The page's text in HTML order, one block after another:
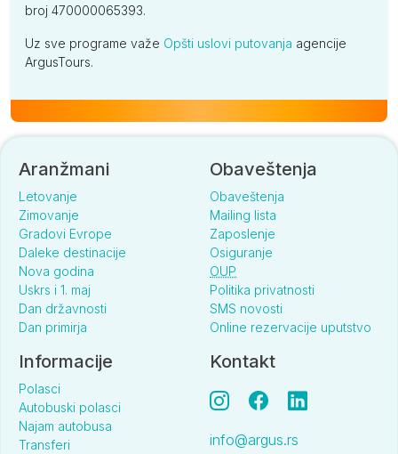
broj 470000065393.
Uz sve programe važe Opšti uslovi putovanja agencije
ArgusTours.
Aranžmani
Letovanje
Zimovanje
Gradovi Evrope
Daleke destinacije
Nova godina
Uskrs i 1. maj
Dan državnosti
Dan primirja
Obaveštenja
Obaveštenja
Mailing lista
Zaposlenje
Osiguranje
OUP
Politika privatnosti
SMS novosti
Online rezervacije uputstvo
Informacije
Polasci
Autobuski polasci
Najam autobusa
Transferi
Kontakt
info@argus.rs